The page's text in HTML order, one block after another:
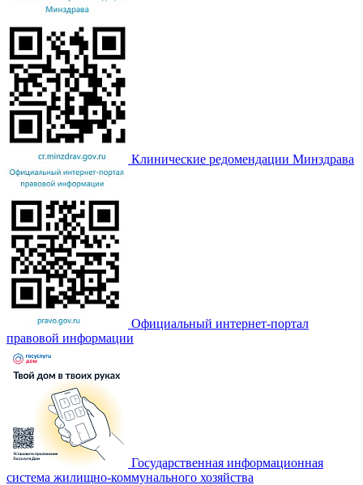
Клинические редомендации Минздрава
Официальный интернет-портал
правовой информации
Государственная информационная
система жилищно-коммунального хозяйства